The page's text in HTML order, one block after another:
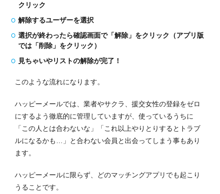
クリック
解除するユーザーを選択
選択が終わったら確認画面で「解除」をクリック（アプリ版
では「削除」をクリック）
見ちゃいやリストの解除が完了！
このような流れになります。
ハッピーメールでは、業者やサクラ、援交女性の登録をゼロ
にするよう徹底的に管理していますが、使っているうちに
「この人とは合わないな」「これ以上やりとりするとトラブ
ルになるかも…」と合わない会員と出会ってしまう事もあり
ます。
ハッピーメールに限らず、どのマッチングアプリでも起こり
うることです。